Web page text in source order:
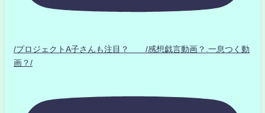
/プロジェクトA子さんも注目？ /感想戯言動画？.一息つく動
画？/